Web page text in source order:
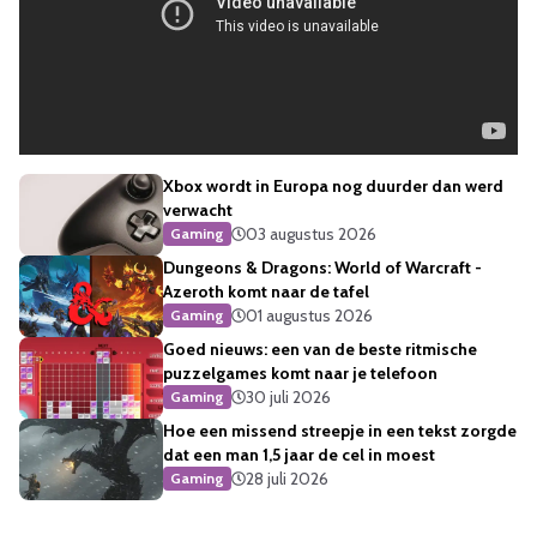
Xbox wordt in Europa nog duurder dan werd
verwacht
Gaming
03 augustus 2026
Dungeons & Dragons: World of Warcraft -
Azeroth komt naar de tafel
Gaming
01 augustus 2026
Goed nieuws: een van de beste ritmische
puzzelgames komt naar je telefoon
Gaming
30 juli 2026
Hoe een missend streepje in een tekst zorgde
dat een man 1,5 jaar de cel in moest
Gaming 28 juli 2026